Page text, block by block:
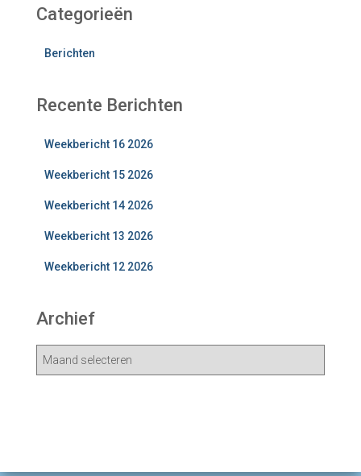
Categorieën
Berichten
Recente Berichten
Weekbericht 16 2026
Weekbericht 15 2026
Weekbericht 14 2026
Weekbericht 13 2026
Weekbericht 12 2026
Archief